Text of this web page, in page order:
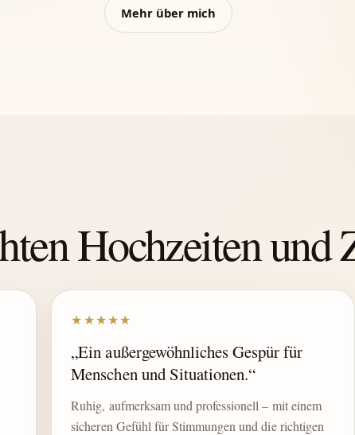
Mehr über mich
Hochzeiten und
★★★★★
„Ein außergewöhnliches Gespür für
Menschen und Situationen.“
Ruhig, aufmerksam und professionell – mit einem
sicheren Gefühl für Stimmungen und die richtigen